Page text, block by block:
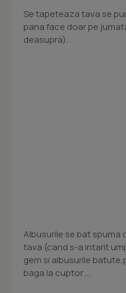
Se tapeteaza tava se
pana face doar pe
deasupra).
Albusurile se bat spuma
tava (cand s-a intarit
gem si albusurile
baga la cuptor ...